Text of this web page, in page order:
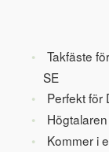
Takfäste
SE
Perfekt för
Kommer i